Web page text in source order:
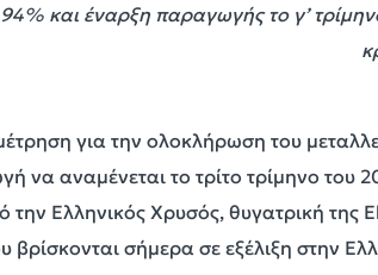
και έναρξη παραγωγής το γ’
για την ολοκλήρωση του
να αναμένεται το τρίτο τρίμηνο του
την Ελληνικός Χρυσός, θυγατρική της
βρίσκονται σήμερα σε εξέλιξη στην